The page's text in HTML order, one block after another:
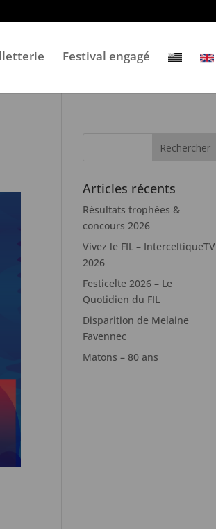
Festival engagé
Articles récents
Résultats trophées &
concours 2026
Vivez le FIL – InterceltiqueTV
2026
Festicelte 2026 – Le
Quotidien du FIL
Disparition de Melaine
Favennec
Matons – 80 ans